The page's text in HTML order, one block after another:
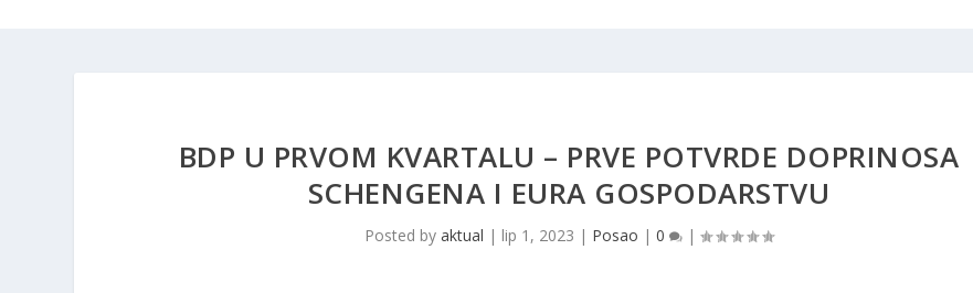
BDP U PRVOM KVARTALU – PRVE POTVRDE DOPRINOSA
SCHENGENA I EURA GOSPODARSTVU
Posted by aktual | lip 1, 2023 | Posao | 0 |